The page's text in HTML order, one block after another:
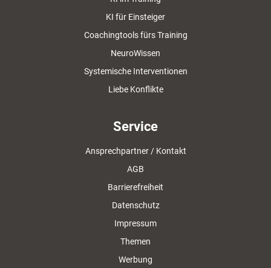
KI für Einsteiger
Coachingtools fürs Training
NeuroWissen
Systemische Interventionen
Liebe Konflikte
Service
Ansprechpartner / Kontakt
AGB
Barrierefreiheit
Datenschutz
Impressum
Themen
Werbung